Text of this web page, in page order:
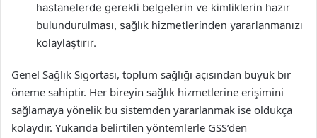
hastanelerde gerekli belgelerin ve kimliklerin hazır
bulundurulması, sağlık hizmetlerinden yararlanmanızı
kolaylaştırır.
Genel Sağlık Sigortası, toplum sağlığı açısından büyük bir
öneme sahiptir. Her bireyin sağlık hizmetlerine erişimini
sağlamaya yönelik bu sistemden yararlanmak ise oldukça
kolaydır. Yukarıda belirtilen yöntemlerle GSS’den